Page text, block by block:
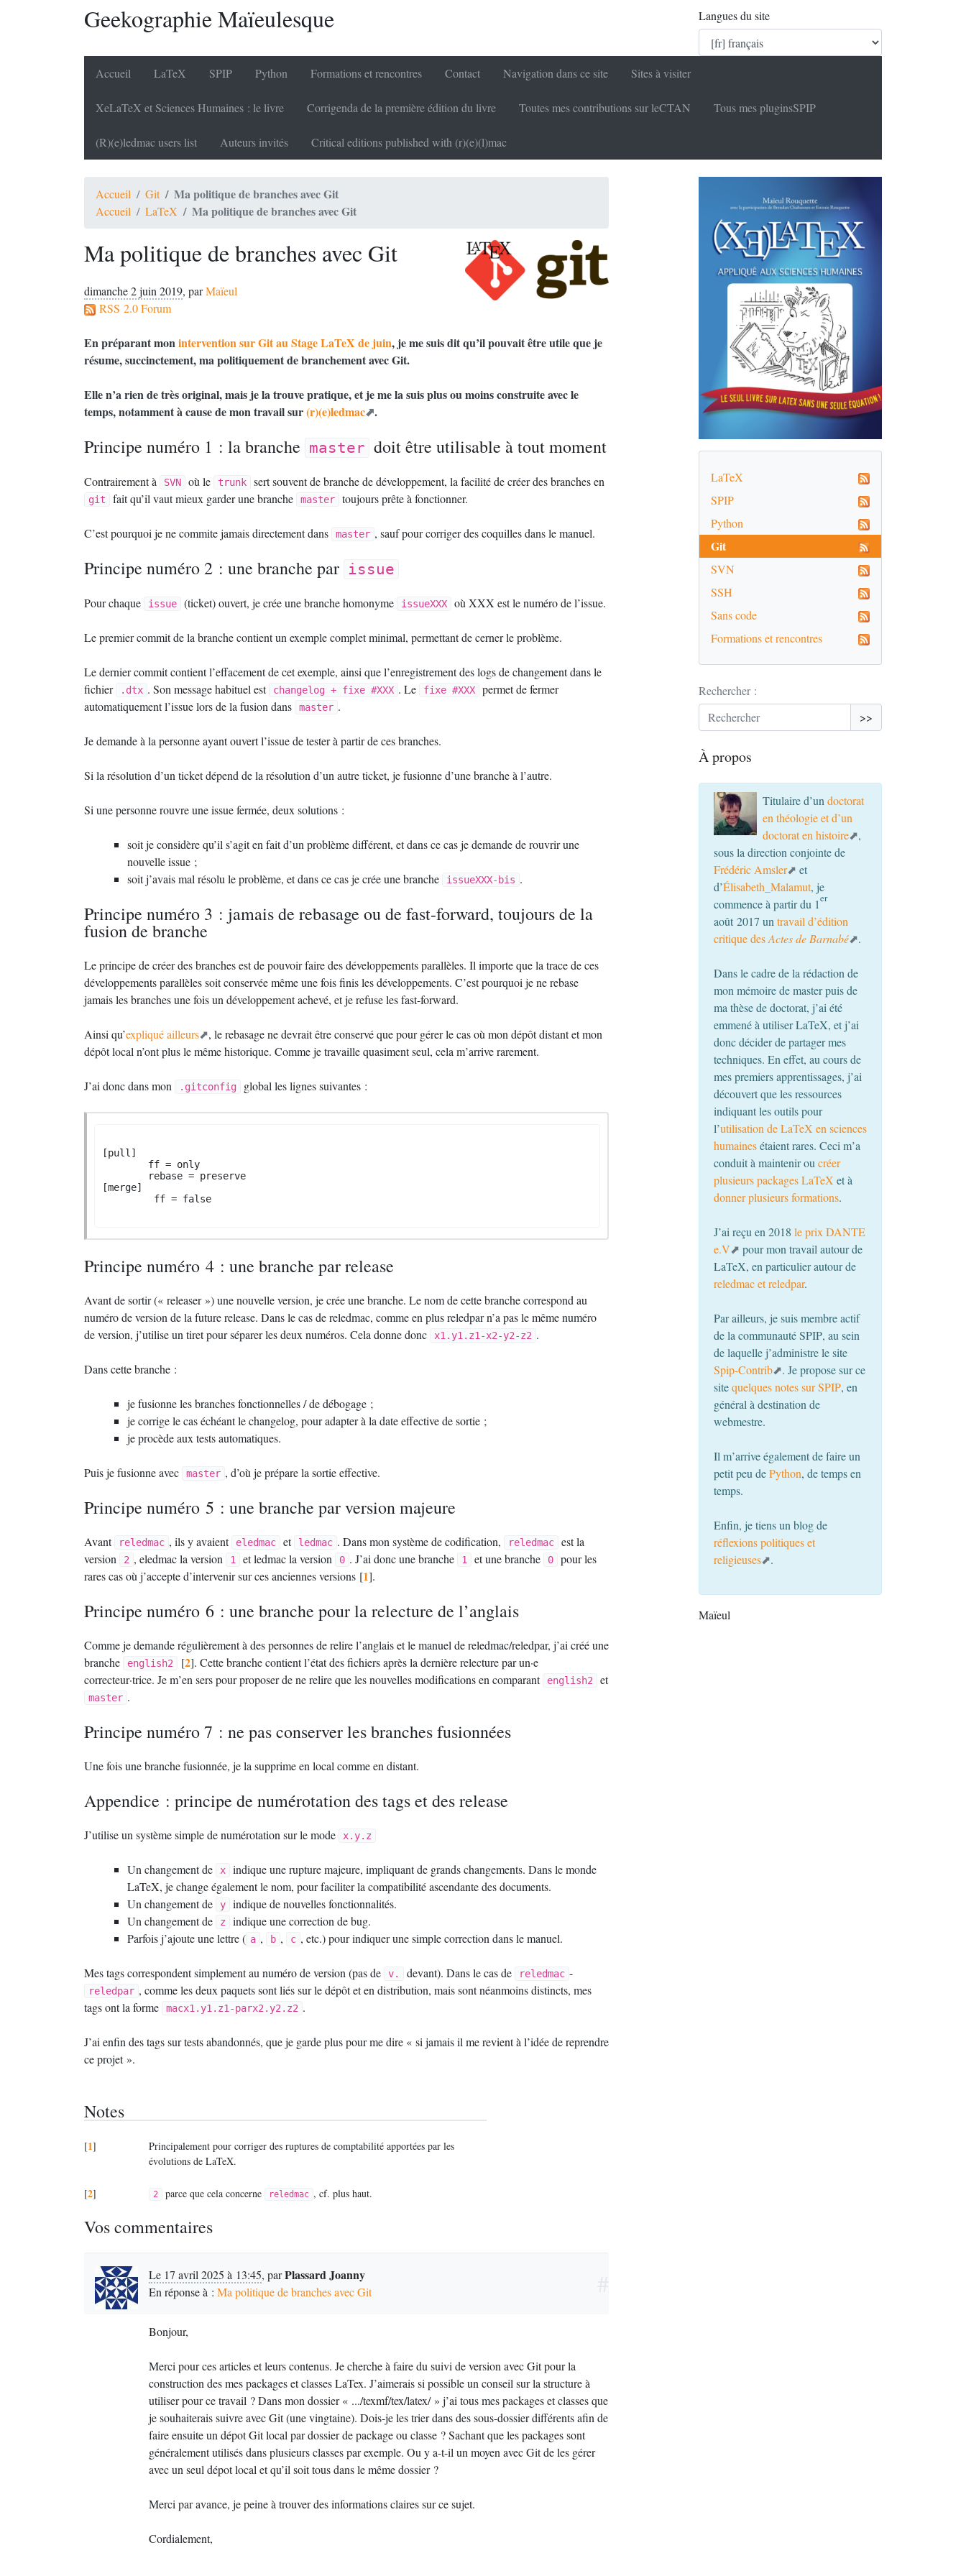
Geekographie Maïeulesque Langues du site
Accueil LaTeX SPIP Python Formations et rencontres Contact Navigation dans ce site Sites à visiter
XeLaTeX et Sciences Humaines : le livre Corrigenda de la première édition du livre Toutes mes contributions sur leCTAN Tous mes pluginsSPIP
(R)(e)ledmac users list Auteurs invités Critical editions published with (r)(e)(l)mac
Accueil Git Ma politique de branches avec Git
Accueil LaTeX Ma politique de branches avec Git
Ma politique de branches avec Git
dimanche 2 juin 2019, parMaïeul
RSS 2.0 Forum
En préparant monintervention sur Git au Stage LaTeX de juin, je me suis dit qu’il pouvait être utile que je
résume, succinctement, ma politiquement de branchement avec Git.
Elle n’a rien de très original, mais je la trouve pratique, et je me la suis plus ou moins construite avec le
temps, notamment à cause de mon travail sur(r)(e)ledmac .
Principe numéro 1 : la branche master doit être utilisable à tout moment
Contrairement à SVN où le trunk sert souvent de branche de développement, la facilité de créer des branches en
git fait qu’il vaut mieux garder une branche master toujours prête à fonctionner.
C’est pourquoi je ne commite jamais directement dans master , sauf pour corriger des coquilles dans le manuel.
Principe numéro 2 : une branche par issue
Pour chaque issue (ticket) ouvert, je crée une branche homonyme issueXXX où XXX est le numéro de l’issue.
Le premier commit de la branche contient un exemple complet minimal, permettant de cerner le problème.
Le dernier commit contient l’effacement de cet exemple, ainsi que l’enregistrement des logs de changement dans le
fichier
.dtx . Son message habituel est changelog + fixe #XXX . Le fixe #XXX
permet de fermer
automatiquement l’issue lors de la fusion dans
master .
Je demande à la personne ayant ouvert l’issue de tester à partir de ces branches.
Si la résolution d’un ticket dépend de la résolution d’un autre ticket, je fusionne d’une branche à l’autre.
Si une personne rouvre une issue fermée, deux solutions :
soit je considère qu’il s’agit en fait d’un problème différent, et dans ce cas je demande de rouvrir une
nouvelle issue ;
soit j’avais mal résolu le problème, et dans ce cas je crée une branche
issueXXX-bis .
Principe numéro 3 : jamais de rebasage ou de fast-forward, toujours de la
fusion de branche
Le principe de créer des branches est de pouvoir faire des développements parallèles. Il importe que la trace de ces
développements parallèles soit conservée même une fois finis les développements. C’est pourquoi je ne rebase
jamais les branches une fois un développement achevé, et je refuse les fast-forward.
Ainsi qu’expliqué ailleurs
, le rebasage ne devrait être conservé que pour gérer le cas où mon dépôt distant et mon
dépôt local n’ont plus le même historique. Comme je travaille quasiment seul, cela m’arrive rarement.
J’ai donc dans mon .gitconfig global les lignes suivantes :
[pull]
ff = only
rebase = preserve
[merge]
Principe numéro 4 : une branche par release
Avant de sortir (« releaser ») une nouvelle version, je crée une branche. Le nom de cette branche correspond au
numéro de version de la future release. Dans le cas de reledmac, comme en plus reledpar n’a pas le même numéro
de version, j’utilise un tiret pour séparer les deux numéros. Cela donne donc
x1.y1.z1-x2-y2-z2 .
Dans cette branche :
je fusionne les branches fonctionnelles / de débogage ;
je corrige le cas échéant le changelog, pour adapter à la date effective de sortie ;
je procède aux tests automatiques.
Puis je fusionne avec master , d’où je prépare la sortie effective.
Principe numéro 5 : une branche par version majeure
Avant reledmac , ils y avaient eledmac et ledmac . Dans mon système de codification, reledmac
est la
version
2 , eledmac la version 1 et ledmac la version 0 . J’ai donc une branche 1 et une branche 0
pour les
rares cas où j’accepte d’intervenir sur ces anciennes versions [1].
Principe numéro 6 : une branche pour la relecture de l’anglais
Comme je demande régulièrement à des personnes de relire l’anglais et le manuel de reledmac/reledpar, j’ai créé une
branche
english2 [2]. Cette branche contient l’état des fichiers après la dernière relecture par un·e
correcteur·trice. Je m’en sers pour proposer de ne relire que les nouvelles modifications en comparant english2 et
master .
Principe numéro 7 : ne pas conserver les branches fusionnées
Une fois une branche fusionnée, je la supprime en local comme en distant.
Appendice : principe de numérotation des tags et des release
J’utilise un système simple de numérotation sur le mode x.y.z
Un changement de x
indique une rupture majeure, impliquant de grands changements. Dans le monde
LaTeX, je change également le nom, pour faciliter la compatibilité ascendante des documents.
Un changement de
y
indique de nouvelles fonctionnalités.
Un changement de
z
indique une correction de bug.
Parfois j’ajoute une lettre ( a , b , c , etc.) pour indiquer une simple correction dans le manuel.
Mes tags correspondent simplement au numéro de version (pas de v. devant). Dans le cas de reledmac -
reledpar , comme les deux paquets sont liés sur le dépôt et en distribution, mais sont néanmoins distincts, mes
tags ont la forme
macx1.y1.z1-parx2.y2.z2 .
J’ai enfin des tags sur tests abandonnés, que je garde plus pour me dire « si jamais il me revient à l’idée de reprendre
ce projet ».
Notes
[1]
Principalement pour corriger des ruptures de comptabilité apportées par les
évolutions de LaTeX.
[2] 2 parce que cela concerne reledmac , cf. plus haut.
Vos commentaires
Le 17 avril 2025 à 13:45, parPlassard Joanny
En réponse à : Ma politique de branches avec Git
Bonjour,
Merci pour ces articles et leurs contenus. Je cherche à faire du suivi de version avec Git pour la
construction des mes packages et classes LaTex. J’aimerais si possible un conseil sur la structure à
utiliser pour ce travail ? Dans mon dossier « .../texmf/tex/latex/ » j’ai tous mes packages et classes que
je souhaiterais suivre avec Git (une vingtaine). Dois-je les trier dans des sous-dossier différents afin de
faire ensuite un dépot Git local par dossier de package ou classe ? Sachant que les packages sont
généralement utilisés dans plusieurs classes par exemple. Ou y a-t-il un moyen avec Git de les gérer
avec un seul dépot local et qu’il soit tous dans le même dossier ?
Merci par avance, je peine à trouver des informations claires sur ce sujet.
Cordialement,
LaTeX
SPIP
Python
Git
SVN
SSH
Sans code
Formations et rencontres
Rechercher :
>>
À propos
Titulaire d’un doctorat
en théologie et d’un
doctorat en histoire
,
sous la direction conjointe de
Frédéric Amsler
et
d’Élisabeth_Malamut, je
commence à partir du 1er
août 2017 un travail d’édition
critique desActes de Barnabé .
Dans le cadre de la rédaction de
mon mémoire de master puis de
ma thèse de doctorat, j’ai été
emmené à utiliser LaTeX, et j’ai
donc décider de partager mes
techniques. En effet, au cours de
mes premiers apprentissages, j’ai
découvert que les ressources
indiquant les outils pour
l’utilisation de LaTeX en sciences
humainesétaient rares. Ceci m’a
conduit à maintenir ou créer
plusieurs packages LaTeX et à
donner plusieurs formations.
J’ai reçu en 2018 le prix DANTE
e.V
pour mon travail autour de
LaTeX, en particulier autour de
reledmac et reledpar.
Par ailleurs, je suis membre actif
de la communautéSPIP, au sein
de laquelle j’administre le site
Spip-Contrib
. Je propose sur ce
sitequelques notes surSPIP, en
général à destination de
webmestre.
Il m’arrive également de faire un
petit peu dePython, de temps en
temps.
Enfin, je tiens un blog de
réflexions politiques et
religieuses
.
Maïeul